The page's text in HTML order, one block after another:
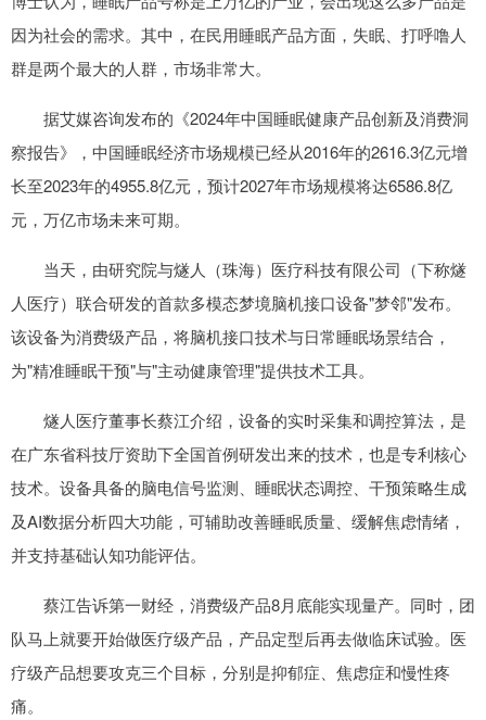
因为社会的需求。其中，在民用睡眠产品方面，失眠、打呼噜人
群是两个最大的人群，市场非常大。
据艾媒咨询发布的《2024年中国睡眠健康产品创新及消费洞
察报告》，中国睡眠经济市场规模已经从2016年的2616.3亿元增
长至2023年的4955.8亿元，预计2027年市场规模将达6586.8亿
元，万亿市场未来可期。
当天，由研究院与燧人（珠海）医疗科技有限公司（下称燧
人医疗）联合研发的首款多模态梦境脑机接口设备"梦邻"发布。
该设备为消费级产品，将脑机接口技术与日常睡眠场景结合，
为"精准睡眠干预"与"主动健康管理"提供技术工具。
燧人医疗董事长蔡江介绍，设备的实时采集和调控算法，是
在广东省科技厅资助下全国首例研发出来的技术，也是专利核心
技术。设备具备的脑电信号监测、睡眠状态调控、干预策略生成
及AI数据分析四大功能，可辅助改善睡眠质量、缓解焦虑情绪，
并支持基础认知功能评估。
蔡江告诉第一财经，消费级产品8月底能实现量产。同时，团
队马上就要开始做医疗级产品，产品定型后再去做临床试验。医
疗级产品想要攻克三个目标，分别是抑郁症、焦虑症和慢性疼
痛。